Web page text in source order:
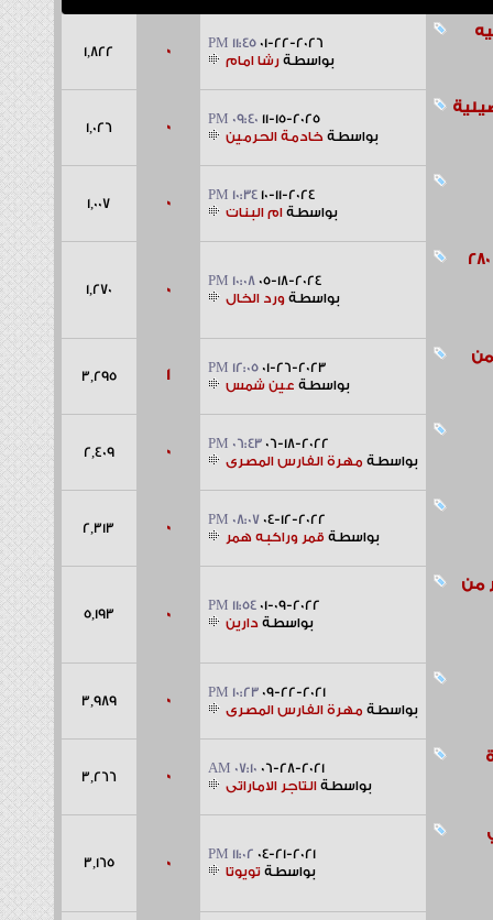
01-22-2026
11:45 PM
بواسطةرشا امام
1,822
11-15-2025
09:40 PM
بواسطةخادمة الحرمين
1,026
10-11-2024
10:34 PM
بواسطةام البنات
1,007
05-18-2024
10:08 PM
بواسطةورد الخال
1,270
01-26-2023
12:05 PM
بواسطةعين شمس
3,295
06-18-2022
06:43 PM
بواسطةمهرة الفارس المصرى
2,409
04-12-2022
08:07 PM
بواسطةقمر وراكبه همر
2,313
من
01-09-2022
11:54 PM
بواسطةدارين
5,193
09-22-2021
10:23 PM
بواسطةمهرة الفارس المصرى
3,989
06-28-2021
07:10 AM
بواسطةالتاجر الاماراتى
3,266
04-21-2021
11:02 PM
بواسطةتويوتا
3,165